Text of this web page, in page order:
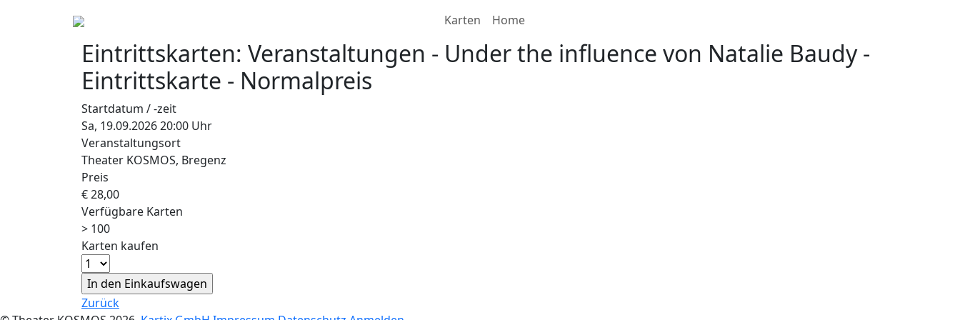
Karten Home
Eintrittskarten: Veranstaltungen - Under the influence von Natalie Baudy-
Eintrittskarte - Normalpreis
Startdatum / -zeit
Sa, 19.09.2026 20:00 Uhr
Veranstaltungsort
Theater KOSMOS, Bregenz
Preis
€ 28,00
Verfügbare Karten
> 100
Karten kaufen
Zurück